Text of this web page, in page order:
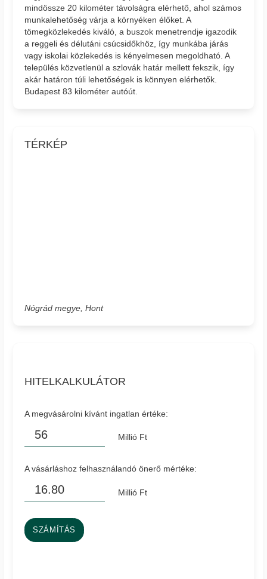
mindössze 20 kilométer távolságra elérhető, ahol számos
munkalehetőség várja a környéken élőket. A
tömegközlekedés kiváló, a buszok menetrendje igazodik
a reggeli és délutáni csúcsidőkhöz, így munkába járás
vagy iskolai közlekedés is kényelmesen megoldható. A
település közvetlenül a szlovák határ mellett fekszik, így
akár határon túli lehetőségek is könnyen elérhetők.
Budapest 83 kilométer autóút.
TÉRKÉP
Nógrád megye, Hont
HITELKALKULÁTOR
A megvásárolni kívánt ingatlan értéke:
Millió Ft
A vásárláshoz felhasználandó önerő mértéke:
Millió Ft
SZÁMÍTÁS